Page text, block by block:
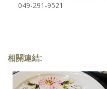
049-291-9521
相關連結: